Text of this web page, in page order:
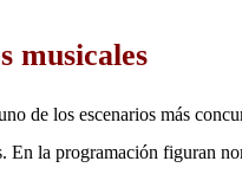
musicales
de los escenarios más
En la programación figuran